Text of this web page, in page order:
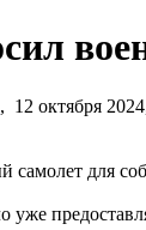
, 12 октября
уже